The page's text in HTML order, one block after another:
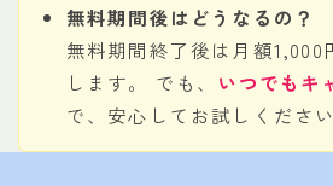
無料期間後はどうなるの？
無料期間終了後は月額1,000
します。 でも、 いつでもキ
で、安心してお試しください